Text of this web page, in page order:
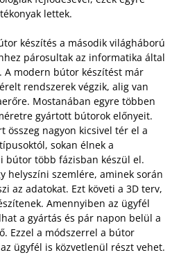
lettek.
készítés a második világháború
párosultak az informatika által
A modern bútor készítést már
rendszerek végzik, alig van
Mostanában egyre többen
gyártott bútorok előnyeit.
összeg nagyon kicsivel tér el a
sokan élnek a
bútor több fázisban készül el.
helyszíni szemlére, aminek során
az adatokat. Ezt követi a 3D terv,
Amennyiben az ügyfél
a gyártás és pár napon belül a
Ezzel a módszerrel a bútor
ügyfél is közvetlenül részt vehet.